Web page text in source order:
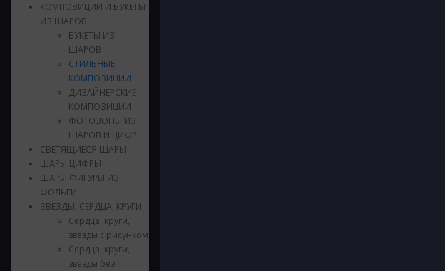
КОМПОЗИЦИИ И БУКЕТЫ
ИЗ ШАРОВ
БУКЕТЫ ИЗ
ШАРОВ
СТИЛЬНЫЕ
КОМПОЗИЦИИ
ДИЗАЙНЕРСКИЕ
КОМПОЗИЦИИ
ФОТОЗОНЫ ИЗ
ШАРОВ И ЦИФР
СВЕТЯЩИЕСЯ ШАРЫ
ШАРЫ ЦИФРЫ
ШАРЫ ФИГУРЫ ИЗ
ФОЛЬГИ
ЗВЕЗДЫ, СЕРДЦА, КРУГИ
Сердца, круги,
звезды с рисунком
Сердца, круги,
звезды без